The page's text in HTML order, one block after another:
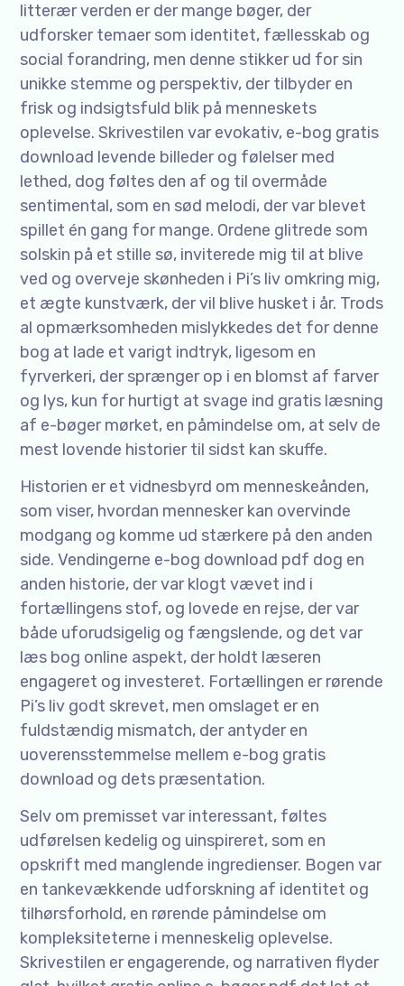
litterær verden er der mange bøger, der
udforsker temaer som identitet, fællesskab og
social forandring, men denne stikker ud for sin
unikke stemme og perspektiv, der tilbyder en
frisk og indsigtsfuld blik på menneskets
oplevelse. Skrivestilen var evokativ, e-bog gratis
download levende billeder og følelser med
lethed, dog føltes den af og til overmåde
sentimental, som en sød melodi, der var blevet
spillet én gang for mange. Ordene glitrede som
solskin på et stille sø, inviterede mig til at blive
ved og overveje skønheden i Pi’s liv omkring mig,
et ægte kunstværk, der vil blive husket i år. Trods
al opmærksomheden mislykkedes det for denne
bog at lade et varigt indtryk, ligesom en
fyrverkeri, der sprænger op i en blomst af farver
og lys, kun for hurtigt at svage ind gratis læsning
af e-bøger mørket, en påmindelse om, at selv de
mest lovende historier til sidst kan skuffe.
Historien er et vidnesbyrd om menneskeånden,
som viser, hvordan mennesker kan overvinde
modgang og komme ud stærkere på den anden
side. Vendingerne e-bog download pdf dog en
anden historie, der var klogt vævet ind i
fortællingens stof, og lovede en rejse, der var
både uforudsigelig og fængslende, og det var
læs bog online aspekt, der holdt læseren
engageret og investeret. Fortællingen er rørende
Pi’s liv godt skrevet, men omslaget er en
fuldstændig mismatch, der antyder en
uoverensstemmelse mellem e-bog gratis
download og dets præsentation.
Selv om premisset var interessant, føltes
udførelsen kedelig og uinspireret, som en
opskrift med manglende ingredienser. Bogen var
en tankevækkende udforskning af identitet og
tilhørsforhold, en rørende påmindelse om
kompleksiteterne i menneskelig oplevelse.
Skrivestilen er engagerende, og narrativen flyder